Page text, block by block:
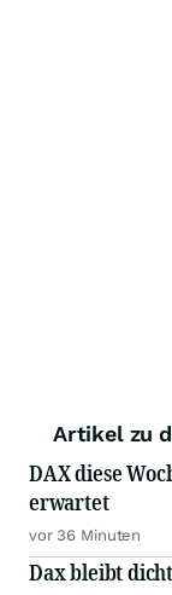
Artikel zu
DAX diese
erwartet
vor 36 Minuten
Dax bleibt